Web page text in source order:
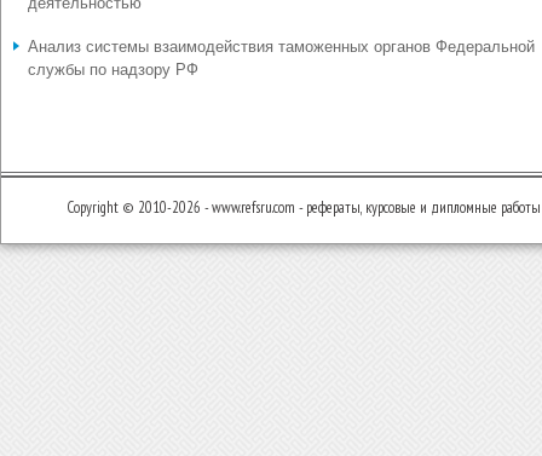
Анализ системы взаимодействия таможенных органов Федеральной
службы по надзору РФ
Copyright © 2010-2026 - www.refsru.com - рефераты, курсовые и дипломные работы